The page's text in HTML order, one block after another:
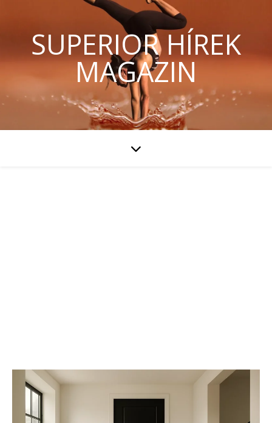
SUPERIOR HÍREK
MAGAZIN